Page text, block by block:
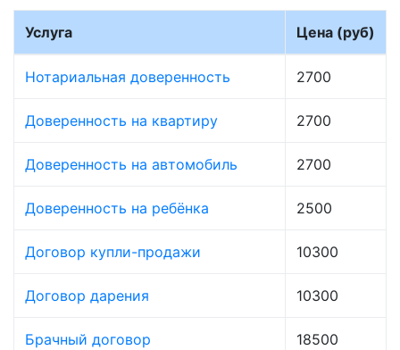
Услуга Цена (руб)
Нотариальная доверенность 2700
Доверенность на квартиру 2700
Доверенность на автомобиль 2700
Доверенность на ребёнка 2500
Договор купли-продажи 10300
Договор дарения 10300
Брачный договор 18500